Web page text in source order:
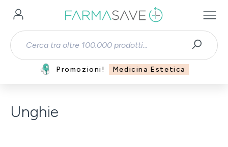
Passa al contenuto principale
Promozioni! Medicina Estetica
Unghie